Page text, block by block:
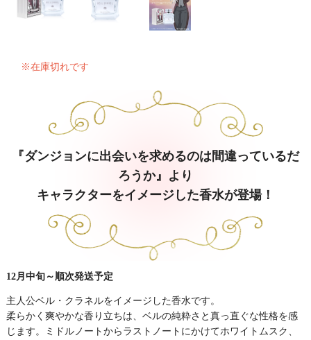
※在庫切れです
『ダンジョンに出会いを求めるのは間違っているだ
ろうか』より
キャラクターをイメージした香水が登場！
12月中旬～順次発送予定
主人公ベル・クラネルをイメージした香水です。
柔らかく爽やかな香り立ちは、ベルの純粋さと真っ直ぐな性格を感
じます。ミドルノートからラストノートにかけてホワイトムスク、